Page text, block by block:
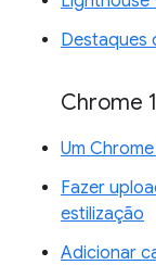
Destaques
Chrome
Um
Fazer
estilização
Adicionar